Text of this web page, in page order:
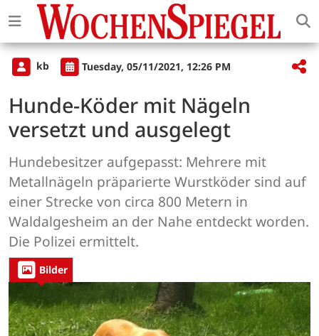
kb Tuesday, 05/11/2021, 12:26 PM
Hunde-Köder mit Nägeln
versetzt und ausgelegt
Hundebesitzer aufgepasst: Mehrere mit
Metallnägeln präparierte Wurstköder sind auf
einer Strecke von circa 800 Metern in
Waldalgesheim an der Nahe entdeckt worden.
Die Polizei ermittelt.
Bilder